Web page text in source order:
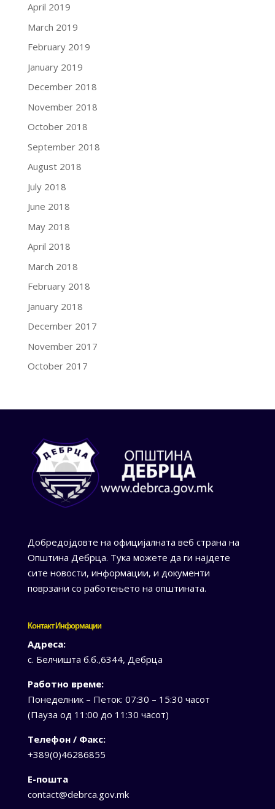
April 2019
March 2019
February 2019
January 2019
December 2018
November 2018
October 2018
September 2018
August 2018
July 2018
June 2018
May 2018
April 2018
March 2018
February 2018
January 2018
December 2017
November 2017
October 2017
Добредојдовте на официјалната веб страна на
Општина Дебрца. Тука можете да ги најдете
сите новости, информации, и документи
поврзани со работењето на општината.
Контакт Информации
Адреса:
с. Белчишта б.б.,6344, Дебрца
Работно време:
Понеделник – Петок: 07:30 – 15:30 часот
(Пауза од 11:00 до 11:30 часот)
Телефон / Факс:
+389(0)46286855
Е-пошта
contact@debrca.gov.mk